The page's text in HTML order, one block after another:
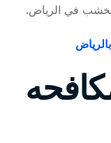
في الرياض.